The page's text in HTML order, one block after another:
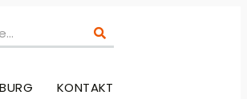
KONTAKT